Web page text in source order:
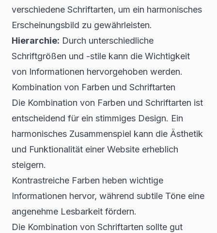
verschiedene Schriftarten, um ein harmonisches
Erscheinungsbild zu gewährleisten.
Hierarchie: Durch unterschiedliche
Schriftgrößen und -stile kann die Wichtigkeit
von Informationen hervorgehoben werden.
Kombination von Farben und Schriftarten
Die Kombination von Farben und Schriftarten ist
entscheidend für ein stimmiges Design. Ein
harmonisches Zusammenspiel kann die Ästhetik
und Funktionalität einer Website erheblich
steigern.
Kontrastreiche Farben heben wichtige
Informationen hervor, während subtile Töne eine
angenehme Lesbarkeit fördern.
Die Kombination von Schriftarten sollte gut